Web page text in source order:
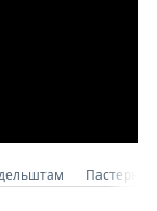
Пастернак